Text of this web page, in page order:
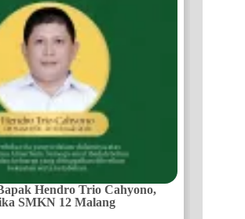
Hendro Trio Cahyono,
SMKN 12 Malang